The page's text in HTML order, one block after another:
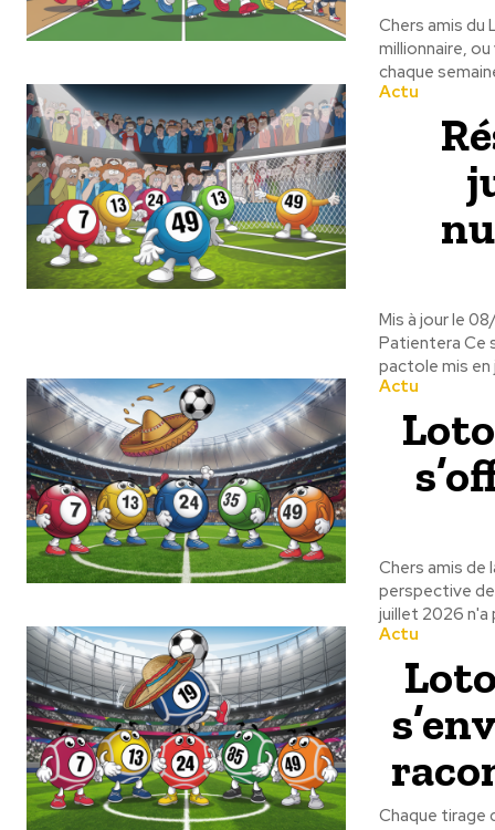
Chers amis
millionnaire,
chaque
Actu
Mis à jour le
Patientera Ce
pactole mis
Actu
Chers amis de
perspective
juillet 2026 n'a
Actu
Chaque tirage